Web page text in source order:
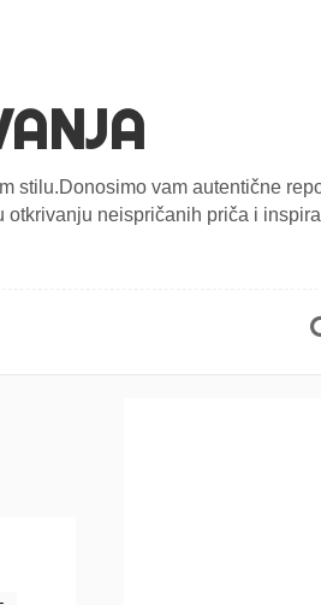
vam autentične
neispričanih priča i